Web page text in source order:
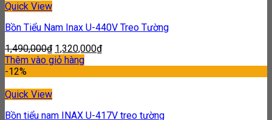
Quick View
Bồn Tiểu Nam Inax U-440V Treo Tường
1,490,000₫ 1,320,000₫
Thêm vào giỏ hàng
-12%
Quick View
Bồn tiểu nam INAX U-417V treo tường